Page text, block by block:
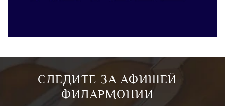
СЛЕДИТЕ ЗА АФИШЕЙ
ФИЛАРМОНИИ